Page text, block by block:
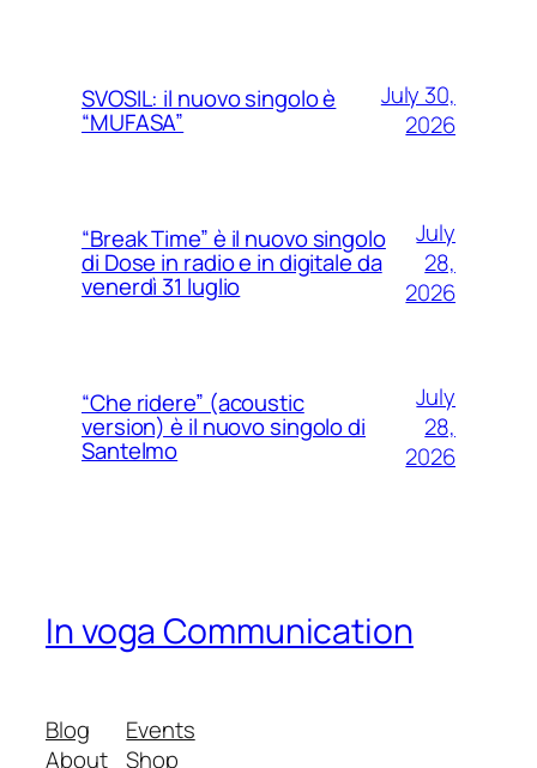
SVOSIL: il nuovo singolo è
“MUFASA”
July 30,
2026
“Break Time” è il nuovo singolo
di Dose in radio e in digitale da
venerdì 31 luglio
July
28,
2026
“Che ridere” (acoustic
version) è il nuovo singolo di
Santelmo
July
28,
2026
In voga Communication
Blog
About
Events
Shop